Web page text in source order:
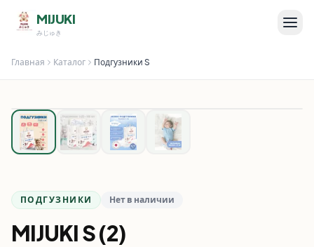
MIJUKI
みじゅき
Главная Каталог Подгузники S
ПОДГУЗНИКИ Нет в наличии
MIJUKIS(2)